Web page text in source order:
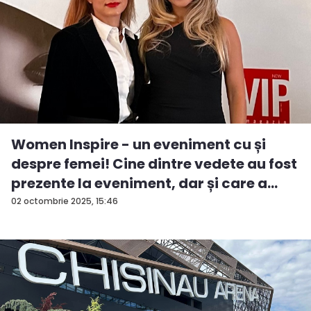
02 octombrie 2025, 15:46
Women Inspire - un eveniment cu și
despre femei! Cine dintre vedete au fost
prezente la eveniment, dar și care a
fos...